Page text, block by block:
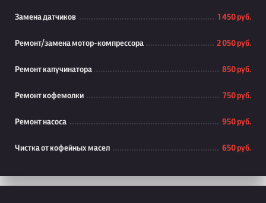
Замена датчиков 1 450 руб.
Ремонт/замена мотор-компрессора 2 050 руб.
Ремонт капучинатора 850 руб.
Ремонт кофемолки 750 руб.
Ремонт насоса 950 руб.
Чистка от кофейных масел 650 руб.